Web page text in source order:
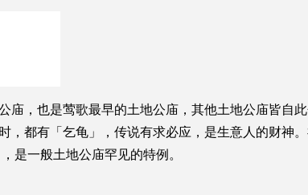
，也是莺歌最早的土地公庙，其他土地公庙皆自
都有「乞龟」，传说有求必应，是生意人的财神
是一般土地公庙罕见的特例。